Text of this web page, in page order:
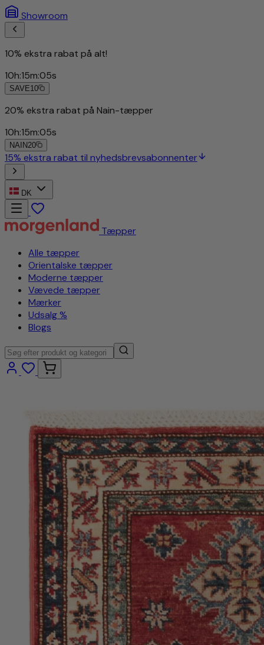
Showroom
10% ekstra rabat på alt!
10h:15m:03s
SAVE10
DK
Tæpper
Alle tæpper
Orientalske tæpper
Moderne tæpper
Vævede tæpper
Mærker
Udsalg %
Blogs